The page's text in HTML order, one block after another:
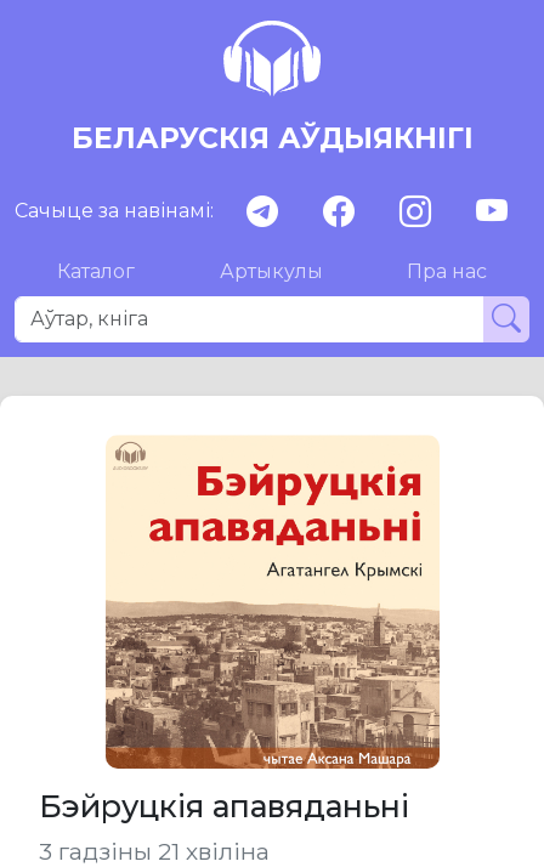
БЕЛАРУСКІЯ АЎДЫЯКНІГІ
Сачыце за навінамі:
Каталог Артыкулы Пра нас
Бэйруцкія апавяданьні
3 гадзіны 21 хвіліна